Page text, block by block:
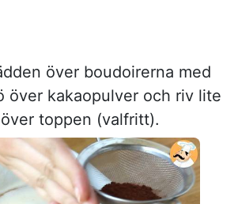
över boudoirerna med
över kakaopulver och riv lite
toppen (valfritt).